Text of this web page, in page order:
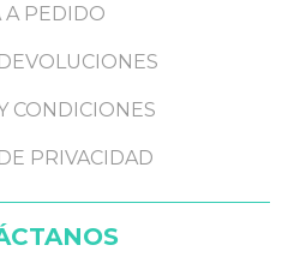
A PEDIDO
CONDICIONES
PRIVACIDAD